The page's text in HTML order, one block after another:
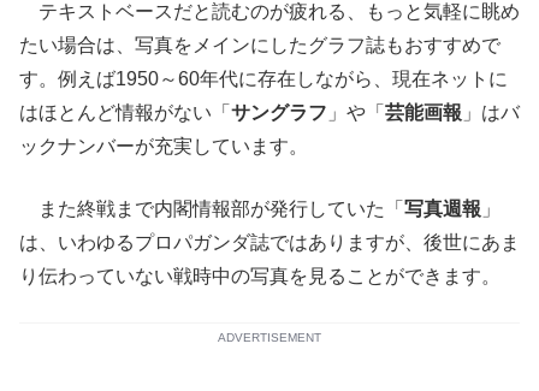
テキストベースだと読むのが疲れる、もっと気軽に眺め
たい場合は、写真をメインにしたグラフ誌もおすすめで
す。例えば1950～60年代に存在しながら、現在ネットに
はほとんど情報がない「 サングラフ 」や「 芸能画報 」はバ
ックナンバーが充実しています。
また終戦まで内閣情報部が発行していた「 写真週報 」
は、いわゆるプロパガンダ誌ではありますが、後世にあま
り伝わっていない戦時中の写真を見ることができます。
ADVERTISEMENT